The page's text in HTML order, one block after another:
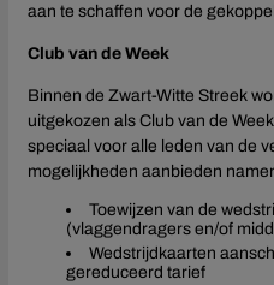
aan te schaffen voor de
Club van de Week
Binnen de Zwart-Witte Streek
uitgekozen als Club van de
speciaal voor alle leden van de
mogelijkheden aanbieden
Toewijzen van de
(vlaggendragers en/of
Wedstrijdkaarten
gereduceerd tarief